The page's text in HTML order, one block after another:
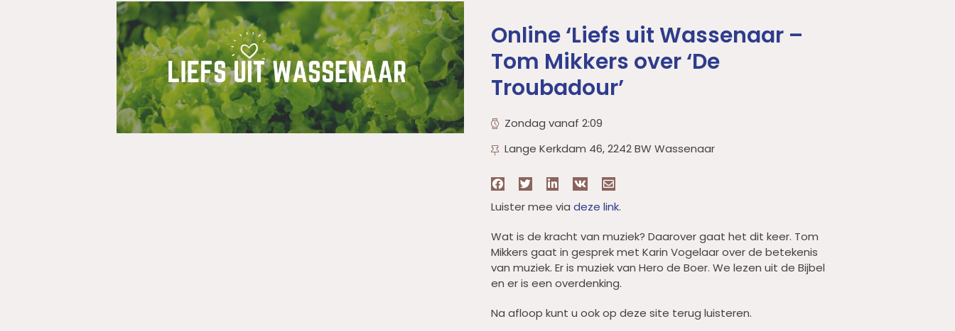
Online ‘Liefs uit Wassenaar –
Tom Mikkers over ‘De
Troubadour’
Zondag vanaf 2:09
Lange Kerkdam 46, 2242 BW Wassenaar
Luister mee via deze link.
Wat is de kracht van muziek? Daarover gaat het dit keer. Tom
Mikkers gaat in gesprek met Karin Vogelaar over de betekenis
van muziek. Er is muziek van Hero de Boer. We lezen uit de Bijbel
en er is een overdenking.
Na afloop kunt u ook op deze site terug luisteren.